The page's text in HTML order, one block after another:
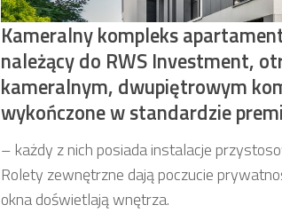
Kameralny kompleks
należący do RWS Investment,
kameralnym, dwupiętrowym
wykończone w standardzie
– każdy z nich posiada instalacje
Rolety zewnętrzne dają poczucie
okna doświetlają wnętrza.